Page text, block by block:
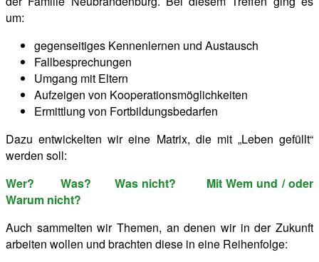
um:
gegenseitiges Kennenlernen und Austausch
Fallbesprechungen
Umgang mit Eltern
Aufzeigen von Kooperationsmöglichkeiten
Ermittlung von Fortbildungsbedarfen
Dazu entwickelten wir eine Matrix, die mit „Leben gefüllt“
werden soll:
Wer? Was? Was nicht? Mit Wem und / oder
Warum nicht?
Auch sammelten wir Themen, an denen wir in der Zukunft
arbeiten wollen und brachten diese in eine Reihenfolge: